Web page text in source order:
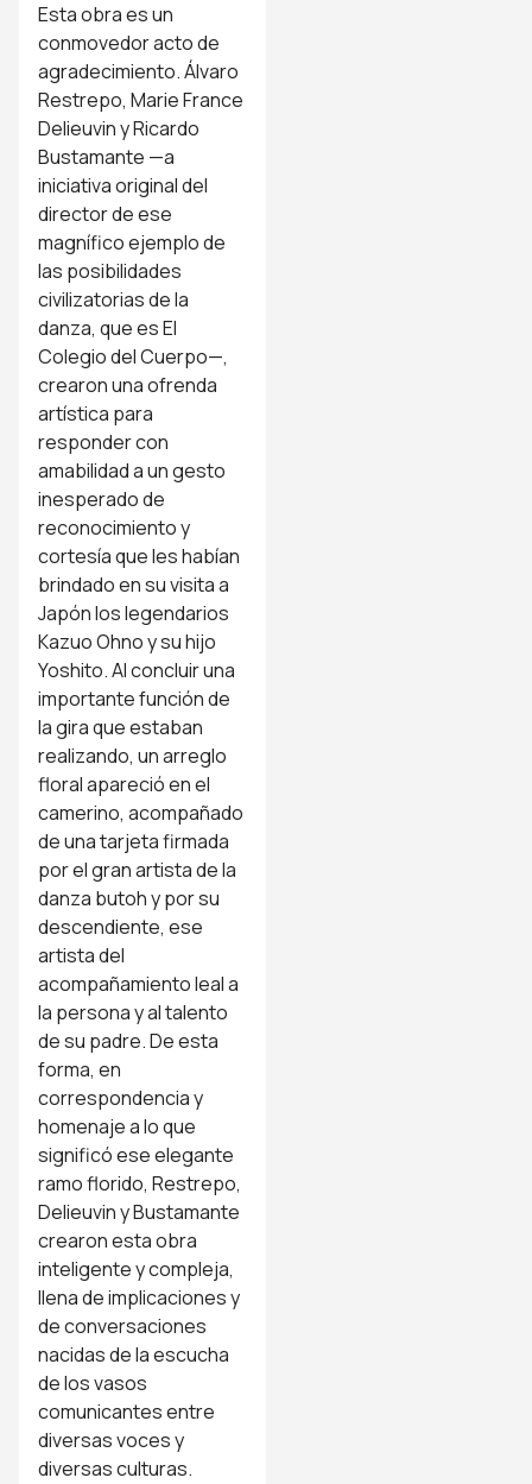
Esta obra es un
conmovedor acto de
agradecimiento. Álvaro
Restrepo, Marie France
Delieuvin y Ricardo
Bustamante —a
iniciativa original del
director de ese
magnífico ejemplo de
las posibilidades
civilizatorias de la
danza, que es El
Colegio del Cuerpo—,
crearon una ofrenda
artística para
responder con
amabilidad a un gesto
inesperado de
reconocimiento y
cortesía que les habían
brindado en su visita a
Japón los legendarios
Kazuo Ohno y su hijo
Yoshito. Al concluir una
importante función de
la gira que estaban
realizando, un arreglo
floral apareció en el
camerino, acompañado
de una tarjeta firmada
por el gran artista de la
danza butoh y por su
descendiente, ese
artista del
acompañamiento leal a
la persona y al talento
de su padre. De esta
forma, en
correspondencia y
homenaje a lo que
significó ese elegante
ramo florido, Restrepo,
Delieuvin y Bustamante
crearon esta obra
inteligente y compleja,
llena de implicaciones y
de conversaciones
nacidas de la escucha
de los vasos
comunicantes entre
diversas voces y
diversas culturas.